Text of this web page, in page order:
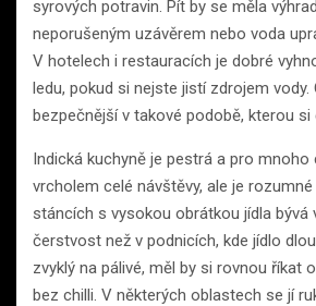
syrových potravin. Pít by se měla
neporušeným uzávěrem nebo voda
V hotelech i restauracích je dobré
ledu, pokud si nejste jistí zdrojem vody.
bezpečnější v takové podobě, kterou
Indická kuchyně je pestrá a pro
vrcholem celé návštěvy, ale je
stáncích s vysokou obrátkou jídla bývá
čerstvost než v podnicích, kde jídlo
zvyklý na pálivé, měl by si rovnou říkat
bez chilli. V některých oblastech se jí